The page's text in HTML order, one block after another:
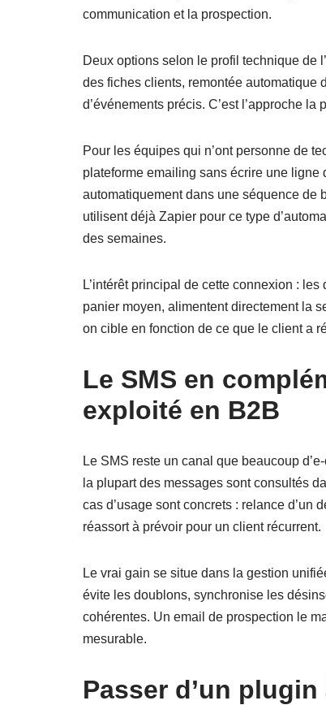
communication et la prospection.
Deux options selon le profil technique de
des fiches clients, remontée automatique
d’événements précis. C’est l’approche
Pour les équipes qui n’ont personne de
plateforme emailing sans écrire une
automatiquement dans une séquence de
utilisent déjà Zapier pour ce type
des semaines.
L’intérêt principal de cette connexion :
panier moyen, alimentent directement la
on cible en fonction de ce que le client a
Le SMS en
exploité en B2B
Le SMS reste un canal que beaucoup
la plupart des messages sont consultés
cas d’usage sont concrets : relance d’un
réassort à prévoir pour un client récurrent.
Le vrai gain se situe dans la gestion
évite les doublons, synchronise les
cohérentes. Un email de prospection le
mesurable.
Passer d’un